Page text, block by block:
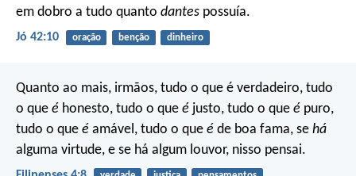
em dobro a tudo quanto dantes possuía.
Jó 42:10 oração benção dinheiro
Quanto ao mais, irmãos, tudo o que é verdadeiro, tudo
o que é honesto, tudo o que é justo, tudo o que é puro,
tudo o que é amável, tudo o que é de boa fama, se há
alguma virtude, e se há algum louvor, nisso pensai.